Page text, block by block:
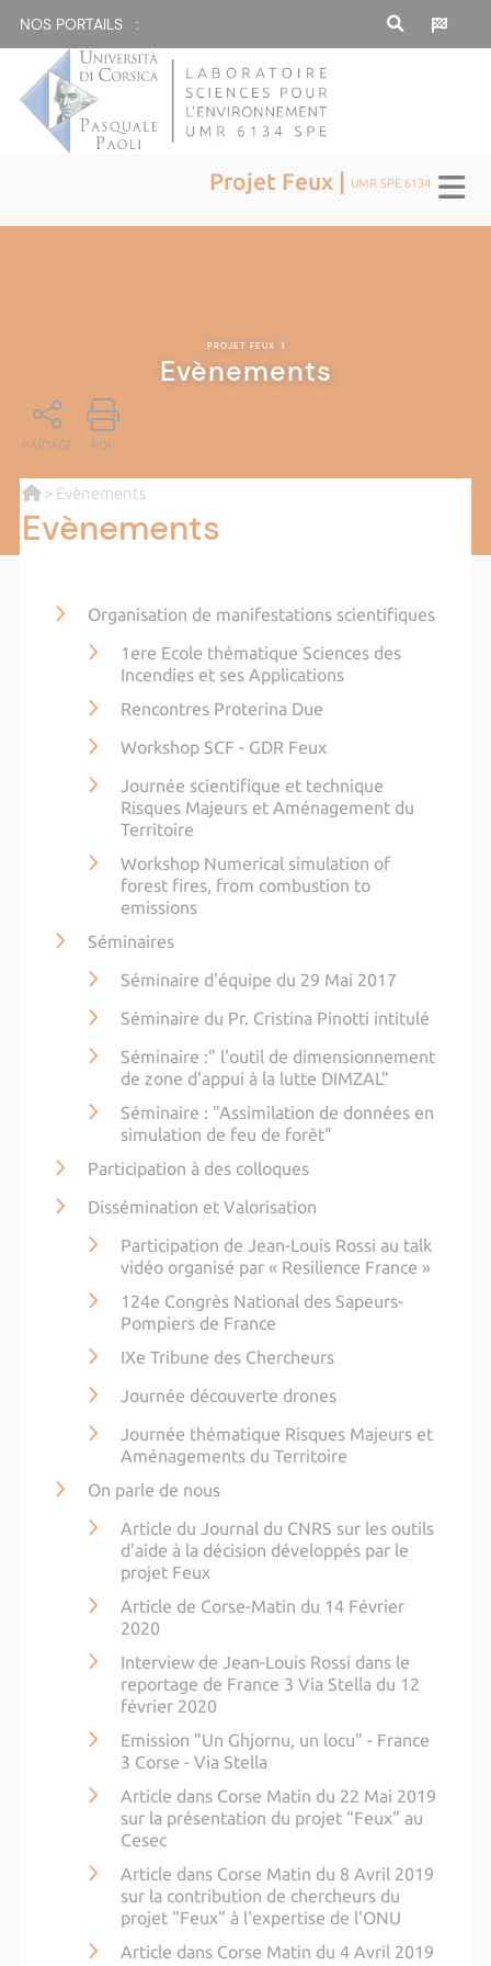
NOS PORTAILS :
Projet Feux | UMR SPE 6134
PROJET FEUX |
Evènements
PARTAGE PDF
> Evènements
Evènements
Organisation de manifestations scientifiques
1ere Ecole thématique Sciences des
Incendies et ses Applications
Rencontres Proterina Due
Workshop SCF - GDR Feux
Journée scientifique et technique
Risques Majeurs et Aménagement du
Territoire
Workshop Numerical simulation of
forest fires, from combustion to
emissions
Séminaires
Séminaire d'équipe du 29 Mai 2017
Séminaire du Pr. Cristina Pinotti intitulé
Séminaire :" l'outil de dimensionnement
de zone d'appui à la lutte DIMZAL"
Séminaire : "Assimilation de données en
simulation de feu de forêt"
Participation à des colloques
Dissémination et Valorisation
Participation de Jean-Louis Rossi au talk
vidéo organisé par « Resilience France »
124e Congrès National des Sapeurs-
Pompiers de France
IXe Tribune des Chercheurs
Journée découverte drones
Journée thématique Risques Majeurs et
Aménagements du Territoire
On parle de nous
Article du Journal du CNRS sur les outils
d'aide à la décision développés par le
projet Feux
Article de Corse-Matin du 14 Février
2020
Interview de Jean-Louis Rossi dans le
reportage de France 3 Via Stella du 12
février 2020
Emission "Un Ghjornu, un locu" - France
3 Corse - Via Stella
Article dans Corse Matin du 22 Mai 2019
sur la présentation du projet "Feux" au
Cesec
Article dans Corse Matin du 8 Avril 2019
sur la contribution de chercheurs du
projet "Feux" à l'expertise de l'ONU
Article dans Corse Matin du 4 Avril 2019